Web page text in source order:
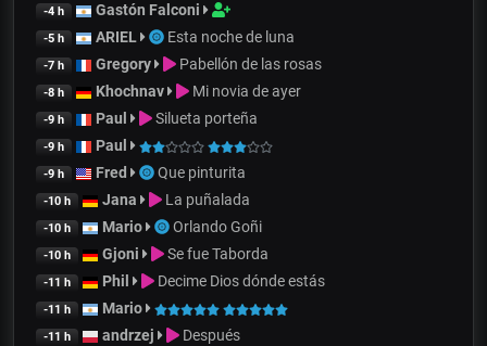
-4 h Gastón Falconi
-5 h ARIEL Esta noche de luna
-7 h Gregory Pabellón de las rosas
-8 h Khochnav Mi novia de ayer
-9 h Paul Silueta porteña
-9 h Paul
-9 h Fred Que pinturita
-10 h Jana La puñalada
-10 h Mario Orlando Goñi
-10 h Gjoni Se fue Taborda
-11 h Phil Decime Dios dónde estás
-11 h Mario
-11 h andrzej Después